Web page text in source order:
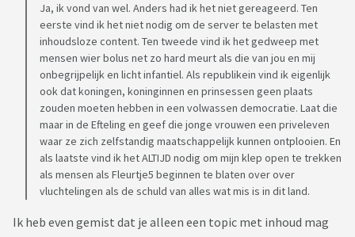
Ja, ik vond van wel. Anders had ik het niet gereageerd. Ten
eerste vind ik het niet nodig om de server te belasten met
inhoudsloze content. Ten tweede vind ik het gedweep met
mensen wier bolus net zo hard meurt als die van jou en mij
onbegrijpelijk en licht infantiel. Als republikein vind ik eigenlijk
ook dat koningen, koninginnen en prinsessen geen plaats
zouden moeten hebben in een volwassen democratie. Laat die
maar in de Efteling en geef die jonge vrouwen een priveleven
waar ze zich zelfstandig maatschappelijk kunnen ontplooien. En
als laatste vind ik het ALTIJD nodig om mijn klep open te trekken
als mensen als Fleurtje5 beginnen te blaten over over
vluchtelingen als de schuld van alles wat mis is in dit land.
Ik heb even gemist dat je alleen een topic met inhoud mag